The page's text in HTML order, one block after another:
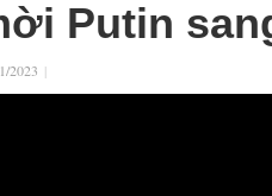
Putin
2023 |